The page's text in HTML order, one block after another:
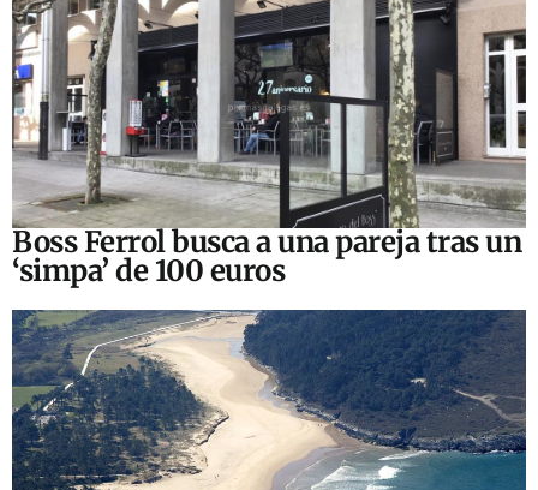
Boss Ferrol busca a una pareja tras un
‘simpa’ de 100 euros